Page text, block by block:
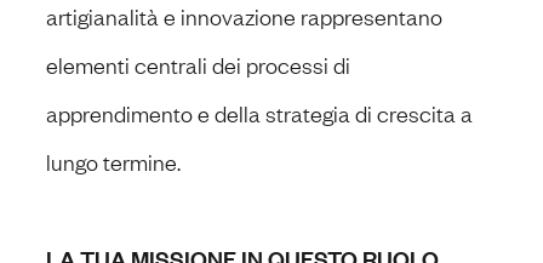
artigianalità e innovazione rappresentano
elementi centrali dei processi di
apprendimento e della strategia di crescita a
lungo termine.